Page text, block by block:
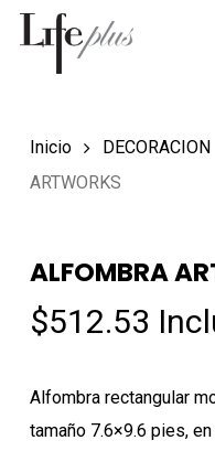
Skip
Búsqueda
productos
Inicio DECORACION
ARTWORKS
ALFOMBRA
$512.53
Alfombra rectangular
tamaño 7.6×9.6 pies,